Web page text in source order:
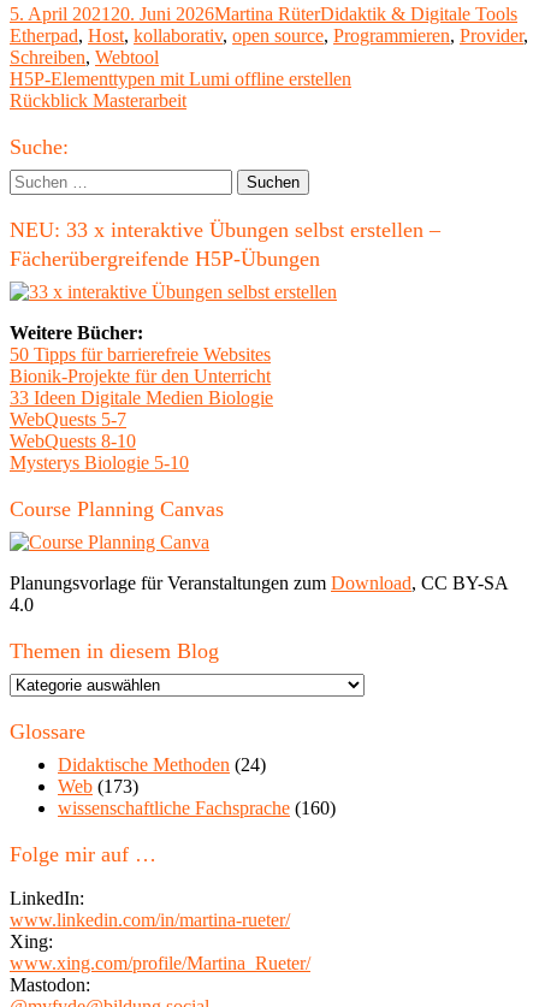
Veröffentlicht
am
5. April 2021 20. Juni 2026Autor
Martina RüterKategorien
Didaktik & Digitale Tools
Etherpad, Host, kollaborativ, open source, Programmieren, Provider,
Schreiben, Webtool
Beitragsnavigation
Vorheriger
Beitrag:
H5P-Elementtypen mit Lumi offline erstellen
Nächster
Rückblick Masterarbeit
Haupt-
Seitenleiste
Suche:
Suchen
nach:
NEU: 33 x interaktive Übungen selbst erstellen –
Fächerübergreifende H5P-Übungen
Weitere Bücher:
50 Tipps für barrierefreie Websites
Bionik-Projekte für den Unterricht
33 Ideen Digitale Medien Biologie
WebQuests 5-7
WebQuests 8-10
Mysterys Biologie 5-10
Course Planning Canvas
Planungsvorlage für Veranstaltungen zum Download, CC BY-SA
4.0
Themen in diesem Blog
Themen
diesem
Glossare
Didaktische Methoden (24)
Web (173)
wissenschaftliche Fachsprache (160)
Folge mir auf …
LinkedIn:
www.linkedin.com/in/martina-rueter/
Xing:
www.xing.com/profile/Martina_Rueter/
Mastodon: